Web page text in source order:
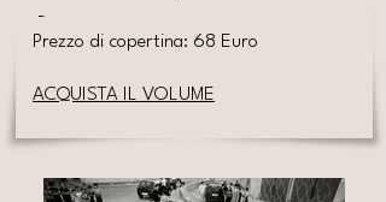
-
Prezzo di copertina: 68 Euro
ACQUISTA IL VOLUME